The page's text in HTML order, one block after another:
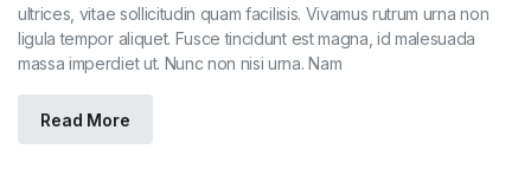
ultrices, vitae sollicitudin quam facilisis. Vivamus rutrum urna non
ligula tempor aliquet. Fusce tincidunt est magna, id malesuada
massa imperdiet ut. Nunc non nisi urna. Nam
Read More